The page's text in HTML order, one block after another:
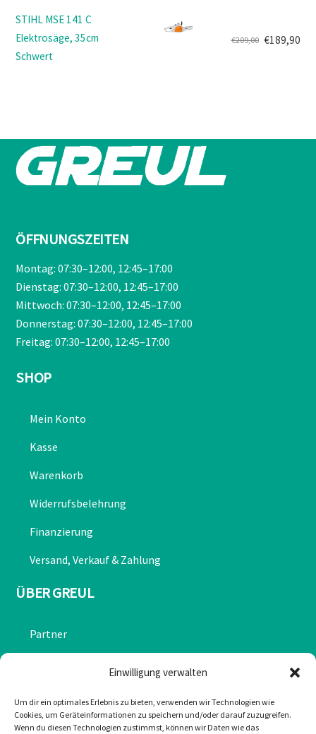
Einwilligung verwalten
Um dir ein optimales Erlebnis zu bieten, verwenden wir Technologien wie
Cookies, um Geräteinformationen zu speichern und/oder darauf zuzugreifen.
Wenn du diesen Technologien zustimmst, können wir Daten wie das
war:
€499,00
ist:
€419,90.
STIHL MSE 141 C
Elektrosäge, 35cm
Schwert
€209,00
Ursprünglicher
€189,90
ÖFFNUNGSZEITEN
Montag: 07:30–12:00, 12:45–17:00
Dienstag: 07:30–12:00, 12:45–17:00
Mittwoch: 07:30–12:00, 12:45–17:00
Donnerstag: 07:30–12:00, 12:45–17:00
Freitag: 07:30–12:00, 12:45–17:00
SHOP
Mein Konto
Kasse
Warenkorb
Widerrufsbelehrung
Finanzierung
Versand, Verkauf & Zahlung
ÜBER GREUL
Partner
Impressum